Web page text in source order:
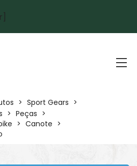
> Sport Gears >
> Peças >
> Canote >